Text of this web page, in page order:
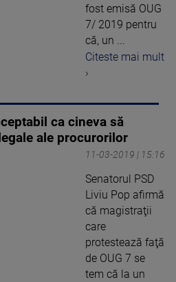
fost emisă OUG
7/ 2019 pentru
că, un ...
Citeste mai mult
›
ca cineva să
ale procurorilor
11-03-2019 | 15:16
Senatorul PSD
Liviu Pop afirmă
că magistraţii
care
protestează faţă
de OUG 7 se
tem că la un